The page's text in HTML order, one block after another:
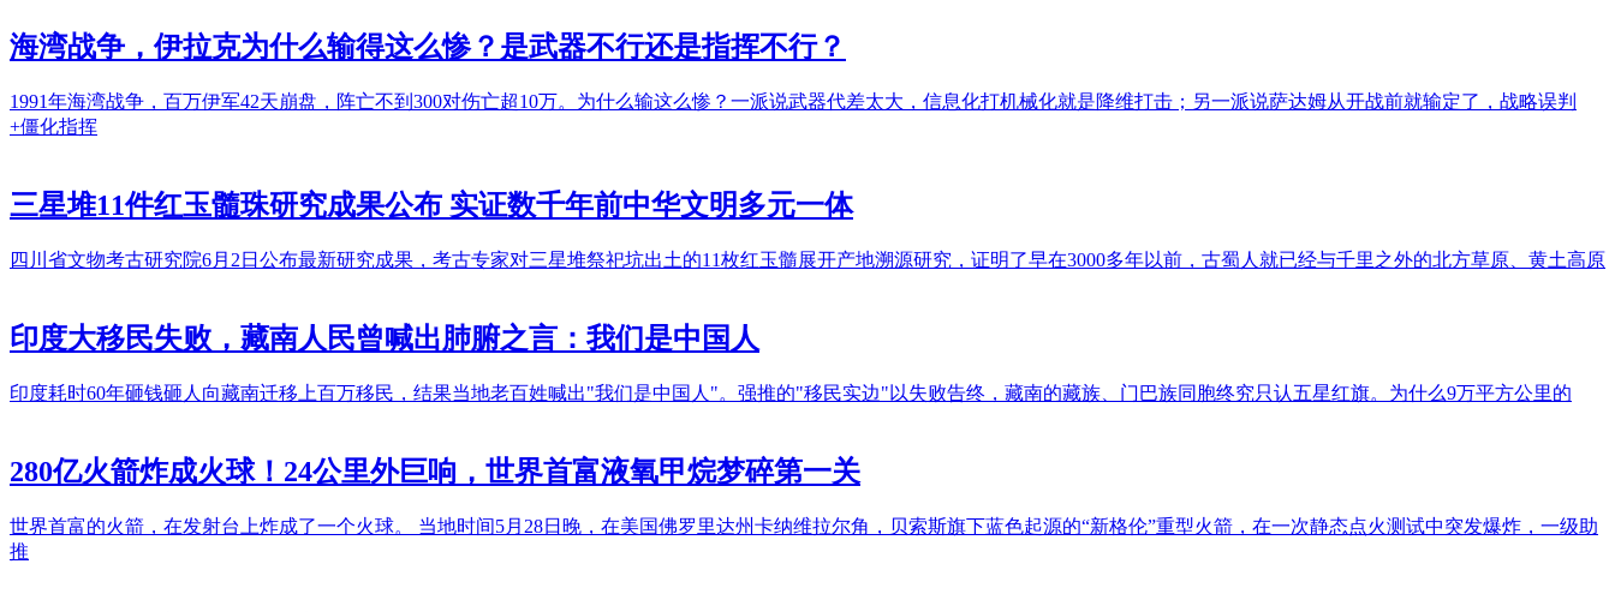
海湾战争，伊拉克为什么输得这么惨？是武器不行还是指挥不行？
1991年海湾战争，百万伊军42天崩盘，阵亡不到300对伤亡超10万。为什么输这么惨？一派说武器代差太大，信息化打机械化就是降维打击；另一派说萨达姆从开战前就输定了，战略误判
+僵化指挥
三星堆11件红玉髓珠研究成果公布 实证数千年前中华文明多元一体
四川省文物考古研究院6月2日公布最新研究成果，考古专家对三星堆祭祀坑出土的11枚红玉髓展开产地溯源研究，证明了早在3000多年以前，古蜀人就已经与千里之外的北方草原、黄土高原
印度大移民失败，藏南人民曾喊出肺腑之言：我们是中国人
印度耗时60年砸钱砸人向藏南迁移上百万移民，结果当地老百姓喊出"我们是中国人"。强推的"移民实边"以失败告终，藏南的藏族、门巴族同胞终究只认五星红旗。为什么9万平方公里的
280亿火箭炸成火球！24公里外巨响，世界首富液氧甲烷梦碎第一关
世界首富的火箭，在发射台上炸成了一个火球。 当地时间5月28日晚，在美国佛罗里达州卡纳维拉尔角，贝索斯旗下蓝色起源的“新格伦”重型火箭，在一次静态点火测试中突发爆炸，一级助
推